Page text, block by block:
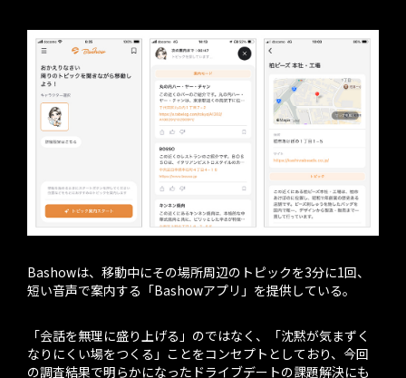
Bashowは、移動中にその場所周辺のトピックを3分に1回、
短い音声で案内する「Bashowアプリ」を提供している。
「会話を無理に盛り上げる」のではなく、「沈黙が気まずく
なりにくい場をつくる」ことをコンセプトとしており、今回
の調査結果で明らかになったドライブデートの課題解決にも